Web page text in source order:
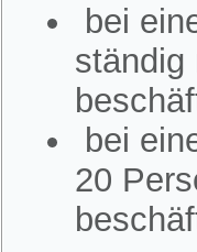
bei
ständig
bei
20